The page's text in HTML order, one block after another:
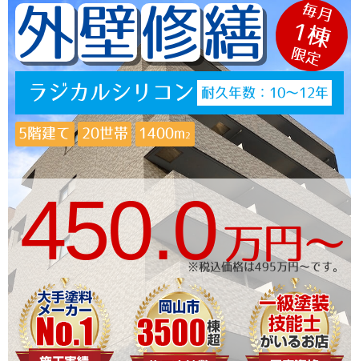
外壁修繕
ラジカルシリコン 耐久年数：10〜12年
5階建て 20世帯 1400m2
毎月
1棟
限定
450.0万円〜
※税込価格は495万円〜です。